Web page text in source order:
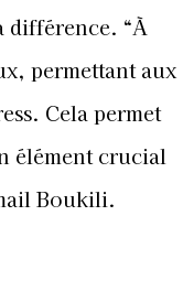
différence. “À
permettant aux
Cela permet
élément crucial
Boukili.